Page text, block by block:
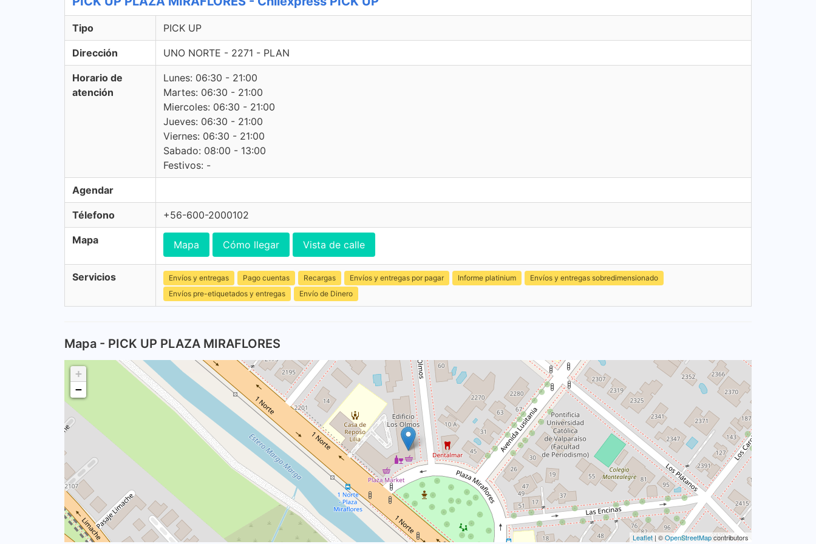
Tipo PICK UP
Dirección UNO NORTE - 2271 - PLAN
Horario de
atención
Lunes: 06:30 - 21:00
Martes: 06:30 - 21:00
Miercoles: 06:30 - 21:00
Jueves: 06:30 - 21:00
Viernes: 06:30 - 21:00
Sabado: 08:00 - 13:00
Festivos: -
Agendar
Télefono +56-600-2000102
Mapa Mapa Cómo llegar Vista de calle
Servicios Envíos y entregas Pago cuentas Recargas Envíos y entregas por pagar Informe platinium
Envíos y entregas sobredimensionado
Envíos pre-etiquetados y entregas
Envío de Dinero
Mapa - PICK UP PLAZA MIRAFLORES
+
−
Leaflet | ©OpenStreetMapcontributors